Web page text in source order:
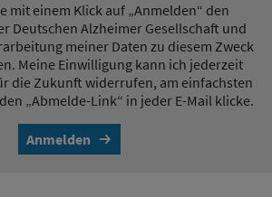
mit einem Klick auf „Anmelden“ den
Deutschen Alzheimer Gesellschaft und
meiner Daten zu diesem Zweck
Meine Einwilligung kann ich jederzeit
die Zukunft widerrufen, am einfachsten
„Abmelde-Link“ in jeder E-Mail klicke.
Anmelden